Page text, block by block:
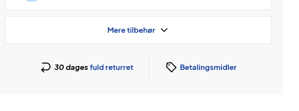
Mere tilbehør
30 dages fuld returret Betalingsmidler